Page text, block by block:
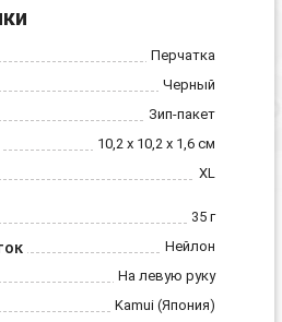
Перчатка
Черный
Зип-пакет
10,2 х 10,2 х 1,6 см
XL
35 г
Нейлон
На левую руку
Kamui (Япония)